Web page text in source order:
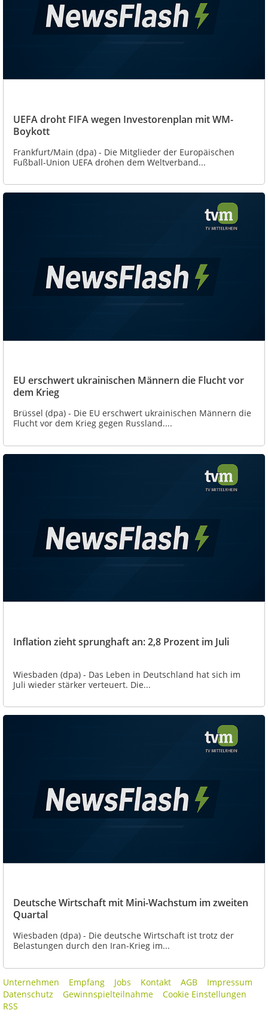
UEFA droht FIFA wegen Investorenplan mit WM-
Boykott
Frankfurt/Main (dpa) - Die Mitglieder der Europäischen
Fußball-Union UEFA drohen dem Weltverband...
EU erschwert ukrainischen Männern die Flucht vor
dem Krieg
Brüssel (dpa) - Die EU erschwert ukrainischen Männern die
Flucht vor dem Krieg gegen Russland....
Inflation zieht sprunghaft an: 2,8 Prozent im Juli
Wiesbaden (dpa) - Das Leben in Deutschland hat sich im
Juli wieder stärker verteuert. Die...
Deutsche Wirtschaft mit Mini-Wachstum im zweiten
Quartal
Wiesbaden (dpa) - Die deutsche Wirtschaft ist trotz der
Belastungen durch den Iran-Krieg im...
Unternehmen Empfang Jobs Kontakt AGB
Impressum
Datenschutz
Gewinnspielteilnahme
Cookie Einstellungen
RSS